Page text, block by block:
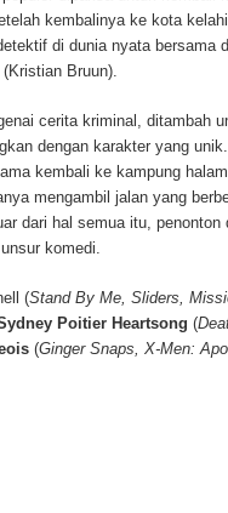
kembalinya ke kota
di dunia nyata bersama
Bruun).
cerita kriminal, ditambah
dengan karakter yang
kembali ke kampung
mengambil jalan yang
dari hal semua itu,
komedi.
(Stand By Me, Sliders,
Poitier Heartsong (
(Ginger Snaps, X-Men: